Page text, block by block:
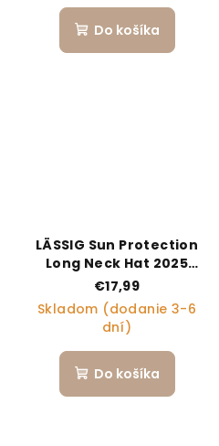
Do košíka
LÄSSIG Sun Protection
Long Neck Hat 2025
coral 19-36 mo.
€17,99
Skladom (dodanie 3-6
dní)
Do košíka